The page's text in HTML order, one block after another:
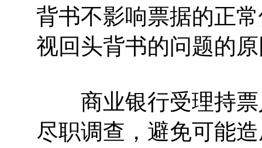
背书不影响票据的正
视回头背书的问题的
商业银行受理持票
尽职调查，避免可能